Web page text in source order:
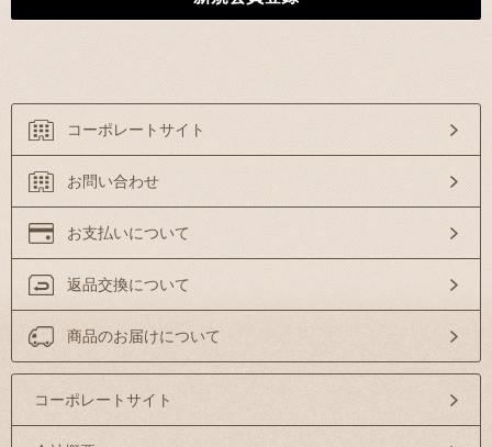
コーポレートサイト
お問い合わせ
お支払いについて
返品交換について
商品のお届けについて
コーポレートサイト